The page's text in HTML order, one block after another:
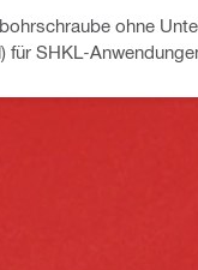
ohne
für SHKL-